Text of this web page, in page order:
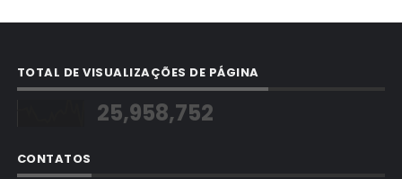
TOTAL DE VISUALIZAÇÕES DE PÁGINA
25,958,752
CONTATOS